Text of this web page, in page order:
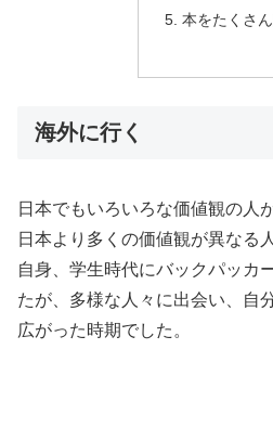
本をたくさ
海外に行く
日本でもいろいろな価値観の人
日本より多くの価値観が異なる
自身、学生時代にバックパッカ
たが、多様な人々に出会い、自
広がった時期でした。